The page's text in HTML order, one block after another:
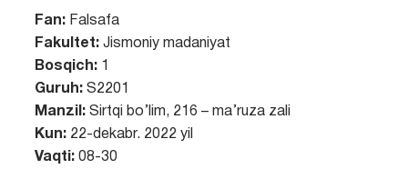
Fan: Falsafa
Fakultet:Jismoniy madaniyat
Bosqich:1
Guruh:S2201
Manzil:Sirtqi bo’lim, 216 – ma’ruza zali
Kun: 22-dekabr. 2022 yil
Vaqti:08-30